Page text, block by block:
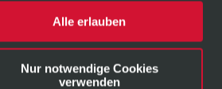
Alle erlauben
Nur notwendige Cookies
verwenden